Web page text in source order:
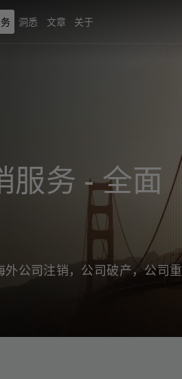
洞悉 文章 关于
服务 - 全面
公司注销，公司破产，公司重